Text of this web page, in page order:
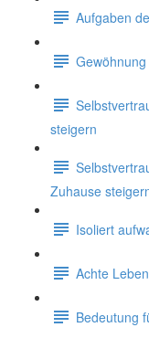
Aufgaben
steigern
Zuhause
Isoliert
Achte
Bedeutung